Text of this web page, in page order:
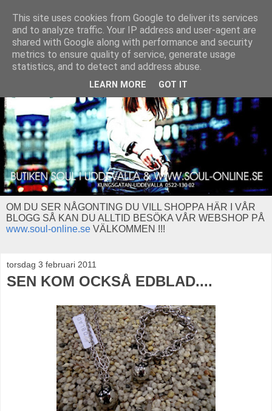
OM DU SER NÅGONTING DU VILL SHOPPA HÄR I VÅR
BLOGG SÅ KAN DU ALLTID BESÖKA VÅR WEBSHOP PÅ
www.soul-online.se VÄLKOMMEN !!!
torsdag 3 februari 2011
SEN KOM OCKSÅ EDBLAD....
This site uses cookies from Google to deliver its services
and to analyze traffic. Your IP address and user-agent are
shared with Google along with performance and security
metrics to ensure quality of service, generate usage
statistics, and to detect and address abuse.
LEARN MORE GOT IT